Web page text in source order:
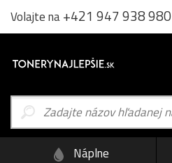
Volajte na+421 947 938 980
Náplne